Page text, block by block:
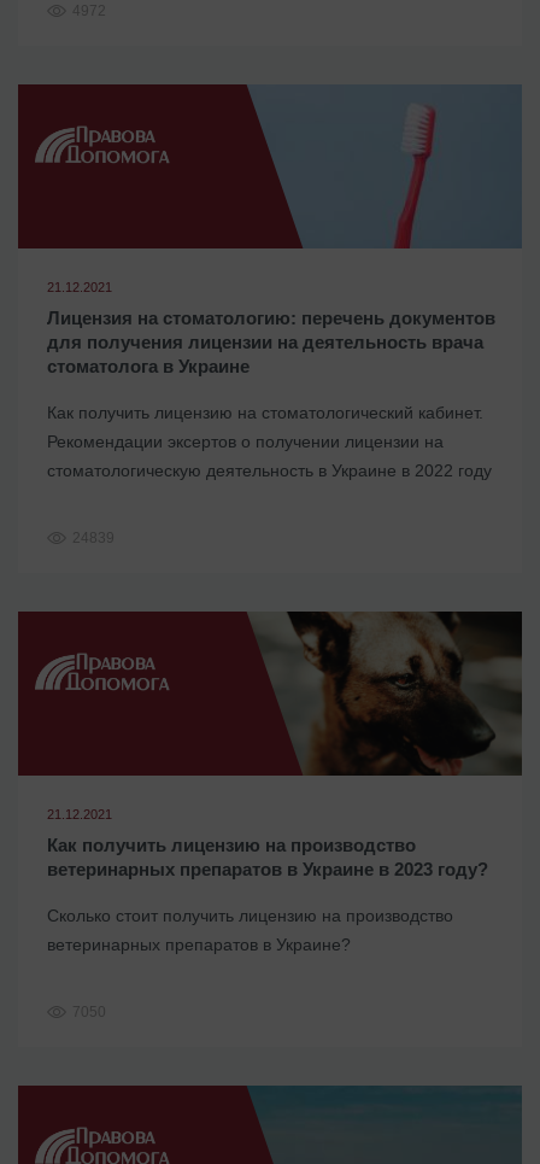
4972
21.12.2021
Лицензия на стоматологию: перечень документов
для получения лицензии на деятельность врача
стоматолога в Украине
Как получить лицензию на стоматологический кабинет.
Рекомендации эксертов о получении лицензии на
стоматологическую деятельность в Украине в 2022 году
24839
21.12.2021
Как получить лицензию на производство
ветеринарных препаратов в Украине в 2023 году?
Сколько стоит получить лицензию на производство
ветеринарных препаратов в Украине?
7050